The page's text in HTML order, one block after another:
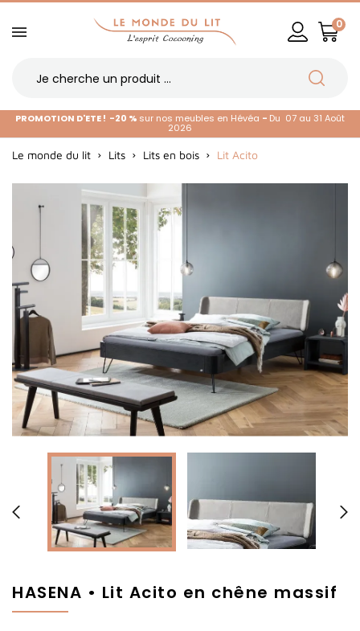
0
PROMOTION D'ETE ! -20 % sur nos meubles en Hévéa - Du 07 au 31 Août
2026
Le monde du lit Lits Lits en bois Lit Acito
 
HASENA • Lit Acito en chêne massif